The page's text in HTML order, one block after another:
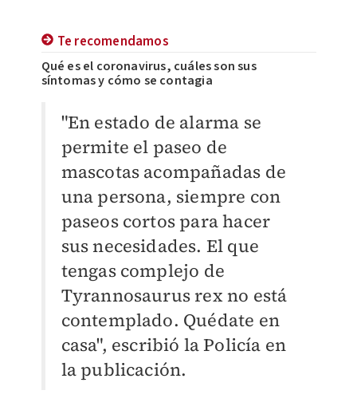
Te recomendamos
Qué es el coronavirus, cuáles son sus
síntomas y cómo se contagia
"En estado de alarma se
permite el paseo de
mascotas acompañadas de
una persona, siempre con
paseos cortos para hacer
sus necesidades. El que
tengas complejo de
Tyrannosaurus rex no está
contemplado. Quédate en
casa", escribió la Policía en
la publicación.